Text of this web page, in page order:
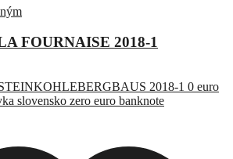
FOURNAISE 2018-1